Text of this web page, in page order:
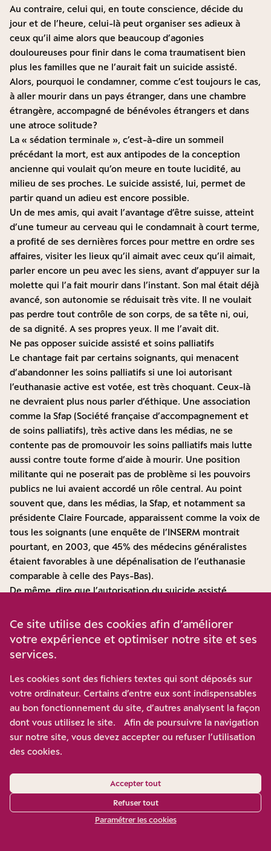
Au contraire, celui qui, en toute conscience, décide du
jour et de l’heure, celui-là peut organiser ses adieux à
ceux qu’il aime alors que beaucoup d’agonies
douloureuses pour finir dans le coma traumatisent bien
plus les familles que ne l’aurait fait un suicide assisté.
Alors, pourquoi le condamner, comme c’est toujours le cas,
à aller mourir dans un pays étranger, dans une chambre
étrangère, accompagné de bénévoles étrangers et dans
une atroce solitude ?
La « sédation terminale », c’est-à-dire un sommeil
précédant la mort, est aux antipodes de la conception
ancienne qui voulait qu’on meure en toute lucidité, au
milieu de ses proches. Le suicide assisté, lui, permet de
partir quand un adieu est encore possible.
Un de mes amis, qui avait l’avantage d’être suisse, atteint
d’une tumeur au cerveau qui le condamnait à court terme,
a profité de ses dernières forces pour mettre en ordre ses
affaires, visiter les lieux qu’il aimait avec ceux qu’il aimait,
parler encore un peu avec les siens, avant d’appuyer sur la
molette qui l’a fait mourir dans l’instant. Son mal était déjà
avancé, son autonomie se réduisait très vite. Il ne voulait
pas perdre tout contrôle de son corps, de sa tête ni, oui,
de sa dignité. A ses propres yeux. Il me l’avait dit.
Ne pas opposer suicide assisté et soins palliatifs
Le chantage fait par certains soignants, qui menacent
d’abandonner les soins palliatifs si une loi autorisant
l’euthanasie active est votée, est très choquant. Ceux-là
ne devraient plus nous parler d’éthique. Une association
comme la Sfap (Société française d’accompagnement et
de soins palliatifs), très active dans les médias, ne se
contente pas de promouvoir les soins palliatifs mais lutte
aussi contre toute forme d’aide à mourir. Une position
militante qui ne poserait pas de problème si les pouvoirs
publics ne lui avaient accordé un rôle central. Au point
souvent que, dans les médias, la Sfap, et notamment sa
présidente Claire Fourcade, apparaissent comme la voix de
tous les soignants (une enquête de l’INSERM montrait
pourtant, en 2003, que 45% des médecins généralistes
étaient favorables à une dépénalisation de l’euthanasie
comparable à celle des Pays-Bas).
De même, dire que l’autorisation du suicide assisté
spécieux. Actuellement, une vingtaine de départements
sont dépourvus de services de soins palliatifs et, là où ils
existent, ils sont insuffisants. Seuls 30% des Français qui
d’accord pour que l’accès aux soins palliatifs soit
généralisé, ne nous racontons pas d’histoires : les
urgences sont débordées, le système hospitalier menace
de s’effondrer et cela n’a rien à voir avec une loi sur le
suicide assisté qui n’existe pas.
Ecartons aussi une mauvaise polémique sémantique. Les
« mourir dans la dignité » employée par certains partisans
de l’euthanasie, signifierait qu’ils considéreraient les
autres morts comme indignes. C’est un faux procès.
La dignité est une qualité intrinsèque et inaliénable de la
Ce site utilise des cookies afin d’améliorer
votre expérience et optimiser notre site et ses
services.
Les cookies sont des fichiers textes qui sont déposés sur
votre ordinateur. Certains d’entre eux sont indispensables
au bon fonctionnement du site, d’autres analysent la façon
dont vous utilisez le site. Afin de poursuivre la navigation
sur notre site, vous devez accepter ou refuser l’utilisation
des cookies.
Accepter tout
Refuser tout
Paramétrer les cookies